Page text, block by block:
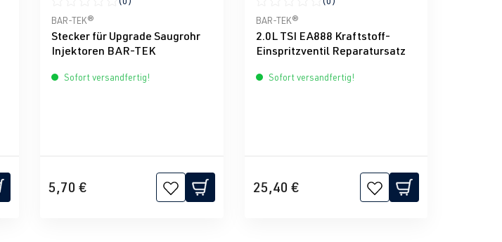
5 von 5 SternenDurchschnittliche Bewertung von 0 von 5 Sternen
BAR-TEK®
Stecker für Upgrade Saugrohr
Injektoren BAR-TEK
Sofort versandfertig!
5,70 €
Durchschnittliche Bewertung von 0 von 5 Sternen
BAR-TEK®
2.0L TSI EA888 Kraftstoff-
Einspritzventil Reparatursatz
Sofort versandfertig!
25,40 €